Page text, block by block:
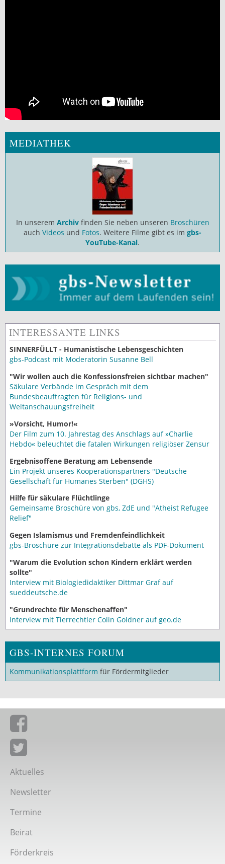
MEDIATHEK
In unserem Archiv finden Sie neben unseren Broschüren
auch Videos und Fotos. Weitere Filme gibt es im gbs-
YouTube-Kanal.
INTERESSANTE LINKS
SINNERFÜLLT - Humanistische Lebensgeschichten
gbs-Podcast mit Moderatorin Susanne Bell
"Wir wollen auch die Konfessionsfreien sichtbar machen"
Säkulare Verbände im Gespräch mit dem
Bundesbeauftragten für Religions- und
Weltanschauungsfreiheit
»Vorsicht, Humor!«
Der Film zum 10. Jahrestag des Anschlags auf »Charlie
Hebdo« beleuchtet die fatalen Wirkungen religiöser Zensur
Ergebnisoffene Beratung am Lebensende
Ein Projekt unseres Kooperationspartners "Deutsche
Gesellschaft für Humanes Sterben" (DGHS)
Hilfe für säkulare Flüchtlinge
Gemeinsame Broschüre von gbs, ZdE und "Atheist Refugee
Relief"
Gegen Islamismus und Fremdenfeindlichkeit
gbs-Broschüre zur Integrationsdebatte als PDF-Dokument
"Warum die Evolution schon Kindern erklärt werden
sollte"
Interview mit Biologiedidaktiker Dittmar Graf auf
sueddeutsche.de
"Grundrechte für Menschenaffen"
Interview mit Tierrechtler Colin Goldner auf geo.de
GBS-INTERNES FORUM
Kommunikationsplattform für Fördermitglieder
Giordano-Bruno-Stiftung auf Facebook
Giordano-Bruno-Stiftung bei Twitter
Aktuelles
Newsletter
Termine
Beirat
Förderkreis